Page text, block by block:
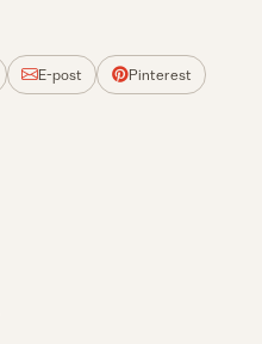
E-post Pinterest